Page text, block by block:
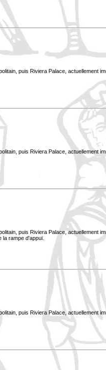
puis Riviera Palace, actuellement
puis Riviera Palace, actuellement
puis Riviera Palace, actuellement
la rampe d'appui.
puis Riviera Palace, actuellement